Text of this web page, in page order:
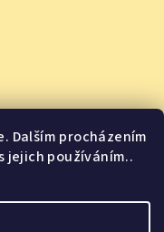
Dalším procházením
jejich používáním..